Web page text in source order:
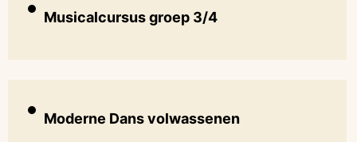
Musicalcursus groep 3/4
Moderne Dans volwassenen